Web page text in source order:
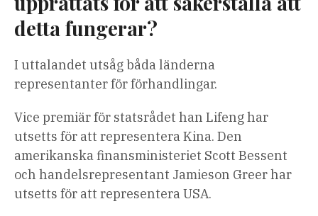
detta fungerar?
I uttalandet utsåg båda länderna
representanter för förhandlingar.
Vice premiär för statsrådet han Lifeng har
utsetts för att representera Kina. Den
amerikanska finansministeriet Scott Bessent
och handelsrepresentant Jamieson Greer har
utsetts för att representera USA.